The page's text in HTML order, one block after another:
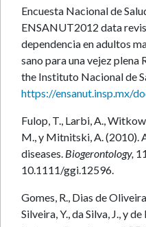
Encuesta Nacional de
ENSANUT2012 data
dependencia en adultos
sano para una vejez
the Instituto Nacional de
https://ensanut.insp.mx/
Fulop, T., Larbi, A.,
M., y Mitnitski, A. (2010).
diseases. Biogerontology,
10.1111/ggi.12596.
Gomes, R., Dias de
Silveira, Y., da Silva, J., y